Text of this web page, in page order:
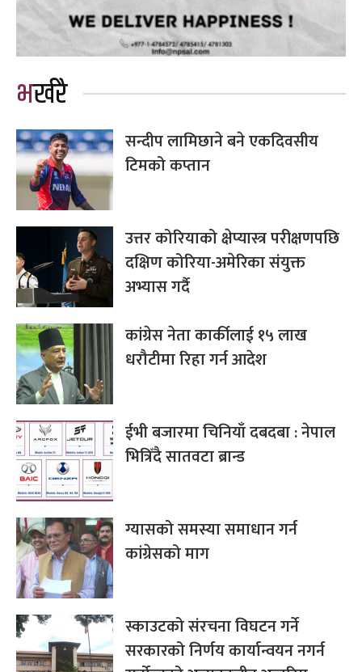
भर्खरै
सन्दीप लामिछाने बने एकदिवसीय
टिमको कप्तान
उत्तर कोरियाको क्षेप्यास्त्र परीक्षणपछि
दक्षिण कोरिया-अमेरिका संयुक्त
अभ्यास गर्दै
कांग्रेस नेता कार्कीलाई १५ लाख
धरौटीमा रिहा गर्न आदेश
ईभी बजारमा चिनियाँ दबदबा : नेपाल
भित्रिँदै सातवटा ब्रान्ड
ग्यासको समस्या समाधान गर्न
कांग्रेसको माग
स्काउटको संरचना विघटन गर्ने
सरकारको निर्णय कार्यान्वयन नगर्न